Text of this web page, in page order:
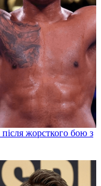
жорсткого бою з